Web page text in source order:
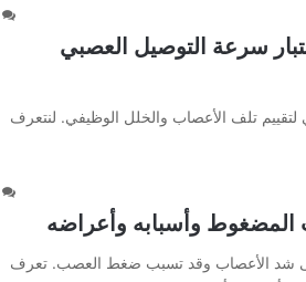
سرعة التوصيل العصبي
تلف الأعصاب والخلل الوظيفي. لنتعرف
إلى شد الأعصاب وقد تسبب ضغط العصب. تعرف